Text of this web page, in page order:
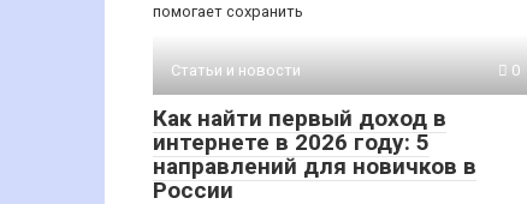
помогает сохранить
Статьи и новости 0
Как найти первый доход в
интернете в 2026 году: 5
направлений для новичков в
России